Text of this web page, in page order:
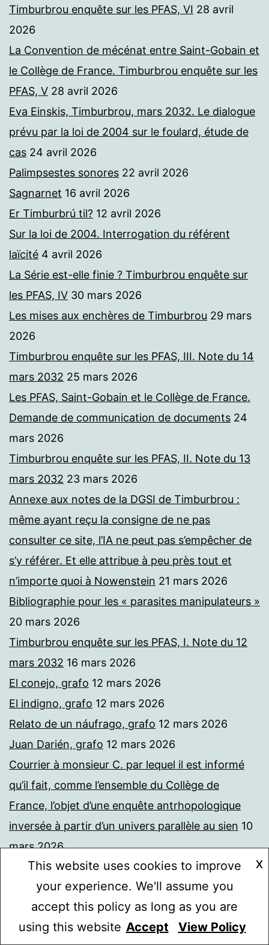
Timburbrou enquête sur les PFAS, VI 28 avril
2026
La Convention de mécénat entre Saint-Gobain et
le Collège de France. Timburbrou enquête sur les
PFAS, V 28 avril 2026
Eva Einskis, Timburbrou, mars 2032. Le dialogue
prévu par la loi de 2004 sur le foulard, étude de
cas 24 avril 2026
Palimpsestes sonores 22 avril 2026
Sagnarnet 16 avril 2026
Er Timburbrú til? 12 avril 2026
Sur la loi de 2004. Interrogation du référent
laïcité 4 avril 2026
La Série est-elle finie ? Timburbrou enquête sur
les PFAS, IV 30 mars 2026
Les mises aux enchères de Timburbrou 29 mars
2026
Timburbrou enquête sur les PFAS, III. Note du 14
mars 2032 25 mars 2026
Les PFAS, Saint-Gobain et le Collège de France.
Demande de communication de documents 24
mars 2026
Timburbrou enquête sur les PFAS, II. Note du 13
mars 2032 23 mars 2026
Annexe aux notes de la DGSI de Timburbrou :
même ayant reçu la consigne de ne pas
consulter ce site, l’IA ne peut pas s’empêcher de
s’y référer. Et elle attribue à peu près tout et
n’importe quoi à Nowenstein 21 mars 2026
Bibliographie pour les « parasites manipulateurs »
20 mars 2026
Timburbrou enquête sur les PFAS, I. Note du 12
mars 2032 16 mars 2026
El conejo, grafo 12 mars 2026
El indigno, grafo 12 mars 2026
Relato de un náufrago, grafo 12 mars 2026
Juan Darién, grafo 12 mars 2026
Courrier à monsieur C. par lequel il est informé
qu’il fait, comme l’ensemble du Collège de
France, l’objet d’une enquête antrhopologique
inversée à partir d’un univers parallèle au sien 10
mars 2026
Histoire d’une critique 10 mars 2026
Ce viatique n’est rédigé par personne 8 mars
2026
Protégé : Un graphe qui met en évidence ce que
This website uses cookies to improve
your experience. We'll assume you
accept this policy as long as you are
using this website
X
Accept View Policy
Mode sombre :